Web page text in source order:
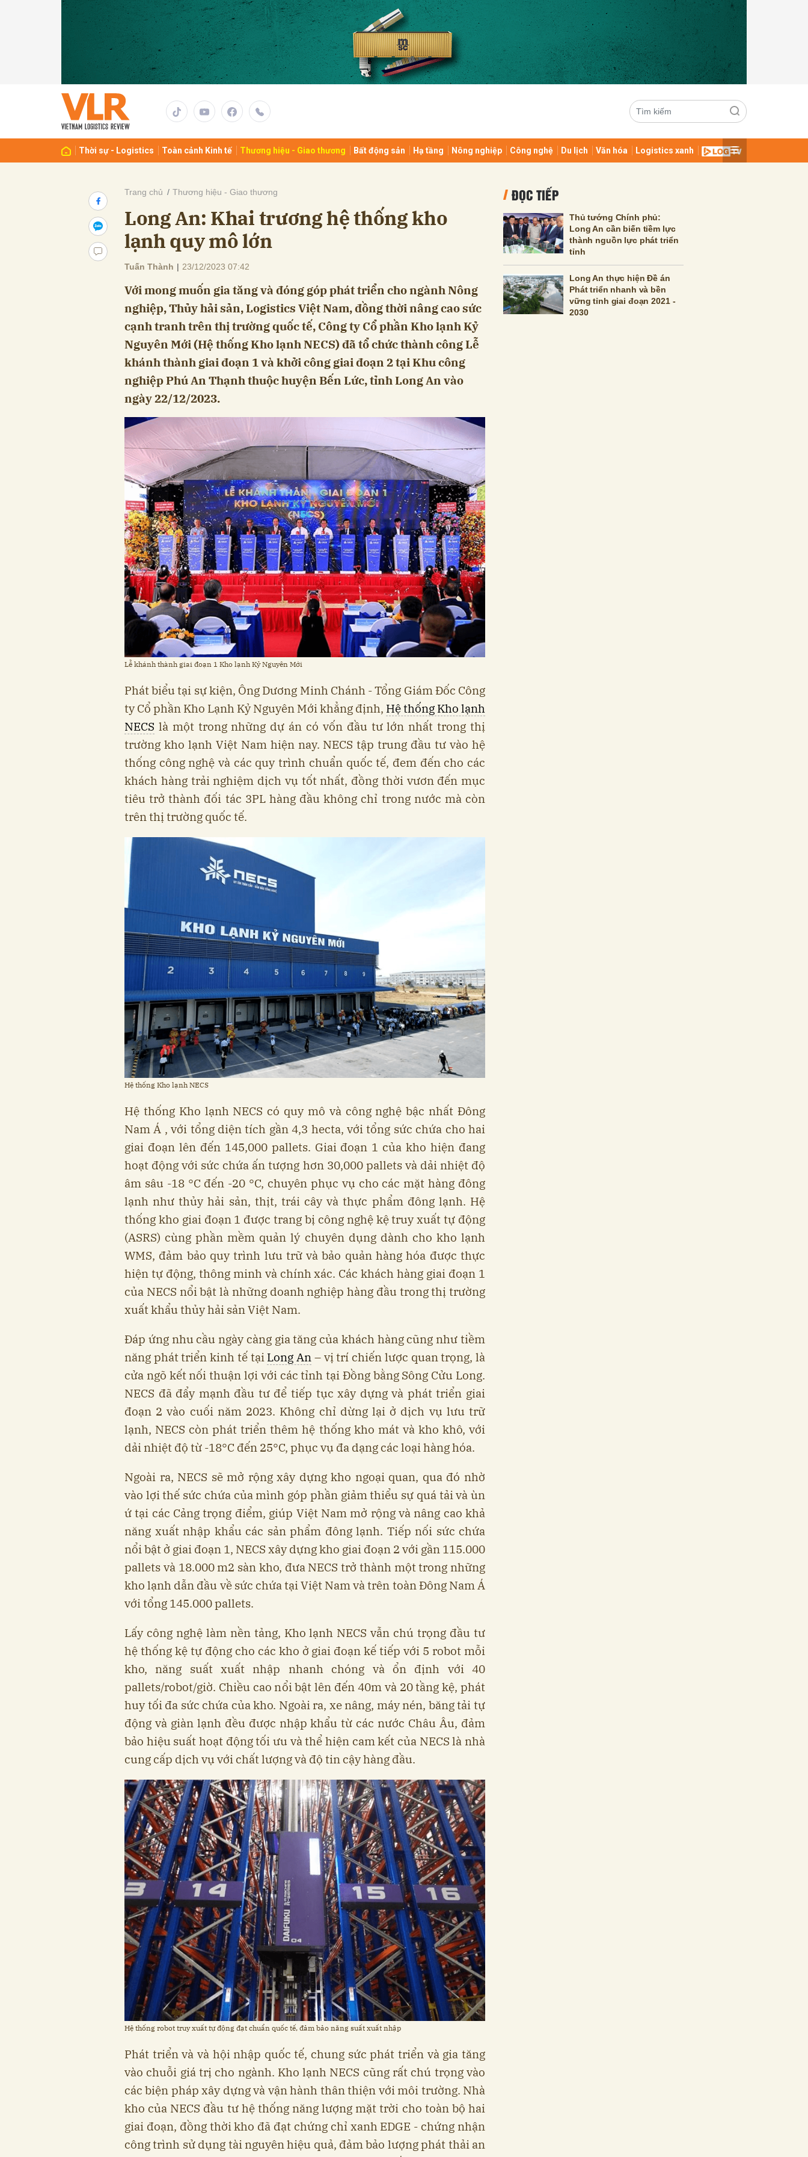
Thời sự - Logistics Toàn cảnh Kinh tế Thương hiệu - Giao thương Bất động sản Hạ tầng Nông nghiệp Công nghệ Du lịch Văn hóa Logistics xanh
Trang chủ Thương hiệu - Giao thương
Long An: Khai trương hệ thống kho
lạnh quy mô lớn
Tuấn Thành | 23/12/2023 07:42
Với mong muốn gia tăng và đóng góp phát triển cho ngành Nông
nghiệp, Thủy hải sản, Logistics Việt Nam, đồng thời nâng cao sức
cạnh tranh trên thị trường quốc tế, Công ty Cổ phần Kho lạnh Kỷ
Nguyên Mới (Hệ thống Kho lạnh NECS) đã tổ chức thành công Lễ
khánh thành giai đoạn 1 và khởi công giai đoạn 2 tại Khu công
nghiệp Phú An Thạnh thuộc huyện Bến Lức, tỉnh Long An vào
ngày 22/12/2023.
Lễ khánh thành giai đoạn 1 Kho lạnh Kỷ Nguyên Mới
Phát biểu tại sự kiện, Ông Dương Minh Chánh - Tổng Giám Đốc Công
ty Cổ phần Kho Lạnh Kỷ Nguyên Mới khẳng định, Hệ thống Kho lạnh
NECS là một trong những dự án có vốn đầu tư lớn nhất trong thị
trường kho lạnh Việt Nam hiện nay. NECS tập trung đầu tư vào hệ
thống công nghệ và các quy trình chuẩn quốc tế, đem đến cho các
khách hàng trải nghiệm dịch vụ tốt nhất, đồng thời vươn đến mục
tiêu trở thành đối tác 3PL hàng đầu không chỉ trong nước mà còn
trên thị trường quốc tế.
Hệ thống Kho lạnh NECS
Hệ thống Kho lạnh NECS có quy mô và công nghệ bậc nhất Đông
Nam Á , với tổng diện tích gần 4,3 hecta, với tổng sức chứa cho hai
giai đoạn lên đến 145,000 pallets. Giai đoạn 1 của kho hiện đang
hoạt động với sức chứa ấn tượng hơn 30,000 pallets và dải nhiệt độ
âm sâu -18 °C đến -20 °C, chuyên phục vụ cho các mặt hàng đông
lạnh như thủy hải sản, thịt, trái cây và thực phẩm đông lạnh. Hệ
thống kho giai đoạn 1 được trang bị công nghệ kệ truy xuất tự động
(ASRS) cùng phần mềm quản lý chuyên dụng dành cho kho lạnh
WMS, đảm bảo quy trình lưu trữ và bảo quản hàng hóa được thực
hiện tự động, thông minh và chính xác. Các khách hàng giai đoạn 1
của NECS nổi bật là những doanh nghiệp hàng đầu trong thị trường
xuất khẩu thủy hải sản Việt Nam.
Đáp ứng nhu cầu ngày càng gia tăng của khách hàng cũng như tiềm
năng phát triển kinh tế tại Long An – vị trí chiến lược quan trọng, là
cửa ngõ kết nối thuận lợi với các tỉnh tại Đồng bằng Sông Cửu Long.
NECS đã đẩy mạnh đầu tư để tiếp tục xây dựng và phát triển giai
đoạn 2 vào cuối năm 2023. Không chỉ dừng lại ở dịch vụ lưu trữ
lạnh, NECS còn phát triển thêm hệ thống kho mát và kho khô, với
dải nhiệt độ từ -18°C đến 25°C, phục vụ đa dạng các loại hàng hóa.
Ngoài ra, NECS sẽ mở rộng xây dựng kho ngoại quan, qua đó nhờ
vào lợi thế sức chứa của mình góp phần giảm thiểu sự quá tải và ùn
ứ tại các Cảng trọng điểm, giúp Việt Nam mở rộng và nâng cao khả
năng xuất nhập khẩu các sản phẩm đông lạnh. Tiếp nối sức chứa
nổi bật ở giai đoạn 1, NECS xây dựng kho giai đoạn 2 với gần 115.000
pallets và 18.000 m2 sàn kho, đưa NECS trở thành một trong những
kho lạnh dẫn đầu về sức chứa tại Việt Nam và trên toàn Đông Nam Á
với tổng 145.000 pallets.
Lấy công nghệ làm nền tảng, Kho lạnh NECS vẫn chú trọng đầu tư
hệ thống kệ tự động cho các kho ở giai đoạn kế tiếp với 5 robot mỗi
kho, năng suất xuất nhập nhanh chóng và ổn định với 40
pallets/robot/giờ. Chiều cao nổi bật lên đến 40m và 20 tầng kệ, phát
huy tối đa sức chứa của kho. Ngoài ra, xe nâng, máy nén, băng tải tự
động và giàn lạnh đều được nhập khẩu từ các nước Châu Âu, đảm
bảo hiệu suất hoạt động tối ưu và thể hiện cam kết của NECS là nhà
cung cấp dịch vụ với chất lượng và độ tin cậy hàng đầu.
Hệ thống robot truy xuất tự động đạt chuẩn quốc tế, đảm bảo năng suất xuất nhập
Phát triển và và hội nhập quốc tế, chung sức phát triển và gia tăng
vào chuỗi giá trị cho ngành. Kho lạnh NECS cũng rất chú trọng vào
các biện pháp xây dựng và vận hành thân thiện với môi trường. Nhà
kho của NECS đầu tư hệ thống năng lượng mặt trời cho toàn bộ hai
giai đoạn, đồng thời kho đã đạt chứng chỉ xanh EDGE - chứng nhận
công trình sử dụng tài nguyên hiệu quả, đảm bảo lượng phát thải an
ĐỌC TIẾP
Thủ tướng Chính phủ:
Long An cần biến tiềm lực
thành nguồn lực phát triển
tỉnh
Long An thực hiện Đề án
Phát triển nhanh và bền
vững tỉnh giai đoạn 2021 -
2030
Gửi bình luận